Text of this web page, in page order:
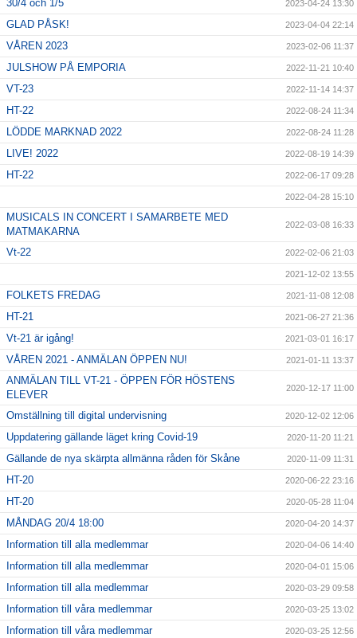
30/4 och 1/5 2023-04-24 13:30
GLAD PÅSK! 2023-04-04 22:14
VÅREN 2023 2023-02-06 11:37
JULSHOW PÅ EMPORIA 2022-11-21 10:40
VT-23 2022-11-14 14:37
HT-22 2022-08-24 11:34
LÖDDE MARKNAD 2022 2022-08-24 11:28
LIVE! 2022 2022-08-19 14:39
HT-22 2022-06-17 09:28
2022-04-28 15:10
MUSICALS IN CONCERT I SAMARBETE MED
MATMAKARNA
2022-03-08 16:33
Vt-22 2022-02-06 21:03
2021-12-02 13:55
FOLKETS FREDAG 2021-11-08 12:08
HT-21 2021-06-27 21:36
Vt-21 är igång! 2021-03-01 16:17
VÅREN 2021 - ANMÄLAN ÖPPEN NU! 2021-01-11 13:37
ANMÄLAN TILL VT-21 - ÖPPEN FÖR HÖSTENS
ELEVER
2020-12-17 11:00
Omställning till digital undervisning 2020-12-02 12:06
Uppdatering gällande läget kring Covid-19 2020-11-20 11:21
Gällande de nya skärpta allmänna råden för Skåne 2020-11-09 11:31
HT-20 2020-06-22 23:16
HT-20 2020-05-28 11:04
MÅNDAG 20/4 18:00 2020-04-20 14:37
Information till alla medlemmar 2020-04-06 14:40
Information till alla medlemmar 2020-04-01 15:06
Information till alla medlemmar 2020-03-29 09:58
Information till våra medlemmar 2020-03-25 13:02
Information till våra medlemmar 2020-03-25 12:56